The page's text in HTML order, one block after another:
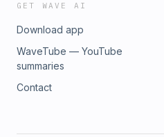
GET WAVE AI
Download app
WaveTube — YouTube
summaries
Contact